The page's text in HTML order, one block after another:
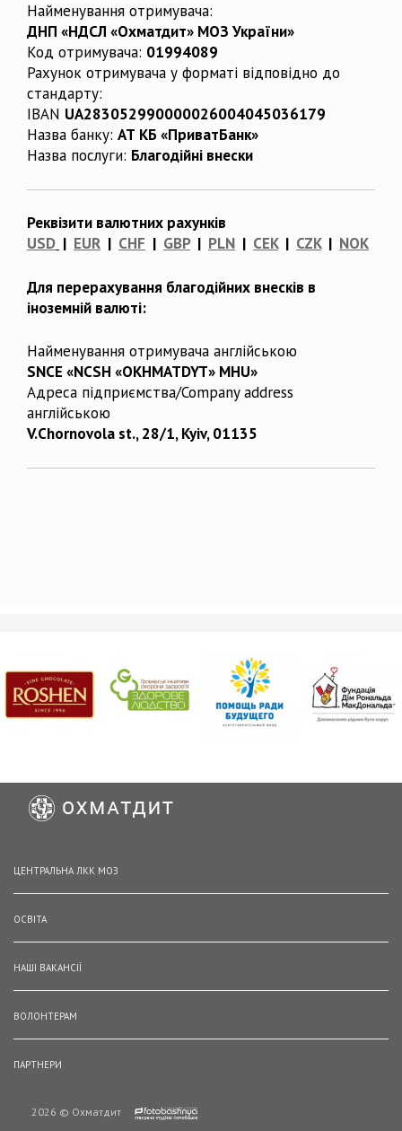
Найменування отримувача:
ДНП «НДСЛ «Охматдит» МОЗ України»
Код отримувача: 01994089
Рахунок отримувача у форматі відповідно до
стандарту:
IBAN UA283052990000026004045036179
Назва банку: АТ КБ «ПриватБанк»
Назва послуги: Благодійні внески
Реквізити валютних рахунків
USD | EUR | CHF | GBP| PLN | CEK| CZK| NOK
Для перерахування благодійних внесків в
іноземній валюті:
Найменування отримувача англійською
SNCE «NCSH «OKHMATDYT» MHU»
Адреса підприємства/Company address
англійською
V.Chornovola st., 28/1, Kyiv, 01135
ЦЕНТРАЛЬНА ЛКК МОЗ
ОСВІТА
НАШІ ВАКАНСІЇ
ВОЛОНТЕРАМ
ПАРТНЕРИ
2026 © Охматдит